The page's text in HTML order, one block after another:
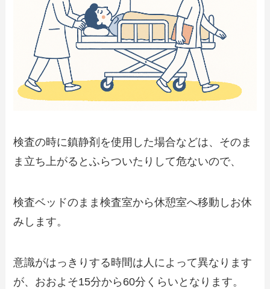
検査の時に鎮静剤を使用した場合などは、そのま
ま立ち上がるとふらついたりして危ないので、
検査ベッドのまま検査室から休憩室へ移動しお休
みします。
意識がはっきりする時間は人によって異なります
が、おおよそ15分から60分くらいとなります。